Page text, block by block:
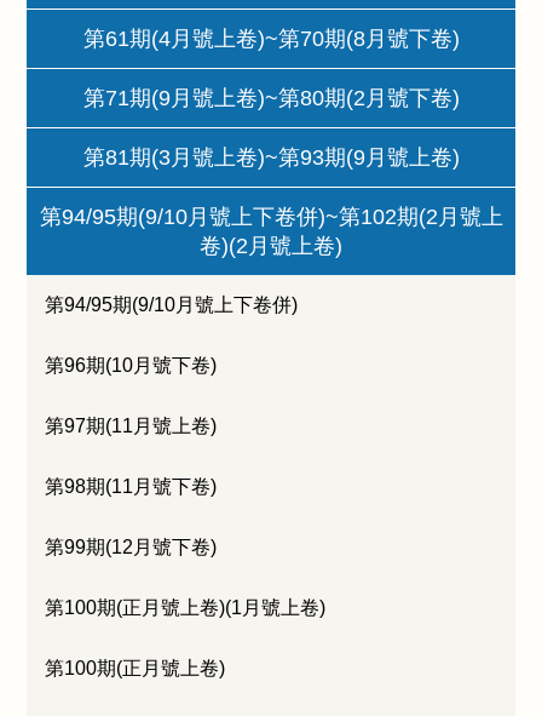
第61期(4月號上卷)~第70期(8月號下卷)
第71期(9月號上卷)~第80期(2月號下卷)
第81期(3月號上卷)~第93期(9月號上卷)
第94/95期(9/10月號上下卷併)~第102期(2月號上
卷)(2月號上卷)
第94/95期(9/10月號上下卷併)
第96期(10月號下卷)
第97期(11月號上卷)
第98期(11月號下卷)
第99期(12月號下卷)
第100期(正月號上卷)(1月號上卷)
第100期(正月號上卷)